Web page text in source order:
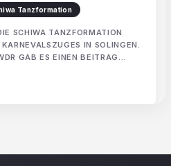
Tanzformation
SCHIWA TANZFORMATION
IN SOLINGEN.
GAB ES EINEN BEITRAG